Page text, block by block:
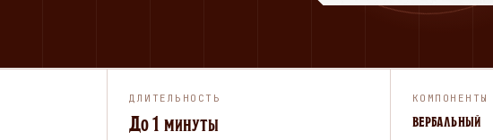
ДЛИТЕЛЬНОСТЬ
До 1 минуты
КОМПОНЕНТЫ
вербальный